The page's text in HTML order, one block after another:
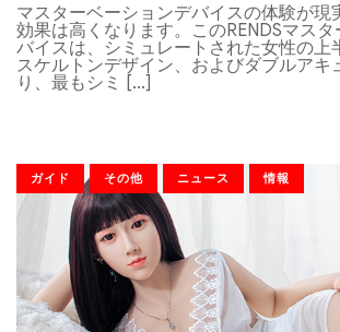
マスターベーションデバイスの体験が現
効果は高くなります。このRENDSマス
バイスは、シミュレートされた女性の上
スケルトンデザイン、およびダブルアキ
り、最もシミ […]
ガイド その他 ニュース 情報